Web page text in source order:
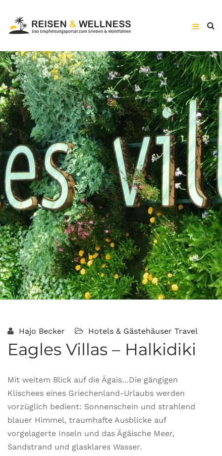
Hajo Becker Hotels & Gästehäuser Travel
Eagles Villas – Halkidiki
Mit weitem Blick auf die Ägais…Die gängigen
Klischees eines Griechenland-Urlaubs werden
vorzüglich bedient: Sonnenschein und strahlend
blauer Himmel, traumhafte Ausblicke auf
vorgelagerte Inseln und das Ägäische Meer,
Sandstrand und glasklares Wasser.